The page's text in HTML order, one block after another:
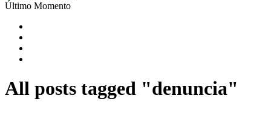
Último Momento
All posts tagged "denuncia"